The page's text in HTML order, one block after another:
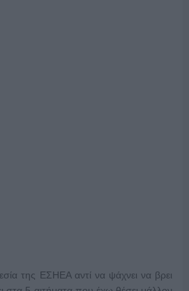
της ΕΣΗΕΑ αντί να ψάχνει να βρει